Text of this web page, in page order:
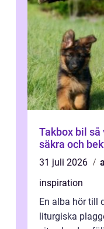
Takbox bil så väljer du rätt takbox för
säkra och
31 juli 2026
inspiration
En alba hör till
liturgiska